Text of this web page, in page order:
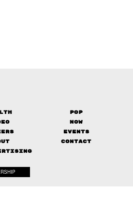
Pop
Now
Events
Contact